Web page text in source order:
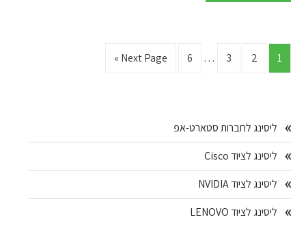
App
Go
to
1
Go
2
Go
3
Interim…
Go
6
Go
Next Page »
Primary
Sidebar
ליסינג לחברות סטארט-אפ
ליסינג לציוד Cisco
ליסינג לציוד NVIDIA
ליסינג לציוד LENOVO